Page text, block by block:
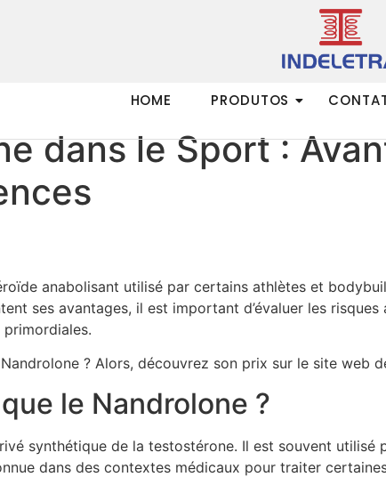
HOME PRODUTOS
dans le Sport :
anabolisant utilisé par certains athlètes et
ses avantages, il est important d’évaluer les
primordiales.
? Alors, découvrez son prix sur le site web
le Nandrolone ?
synthétique de la testostérone. Il est souvent
dans des contextes médicaux pour traiter